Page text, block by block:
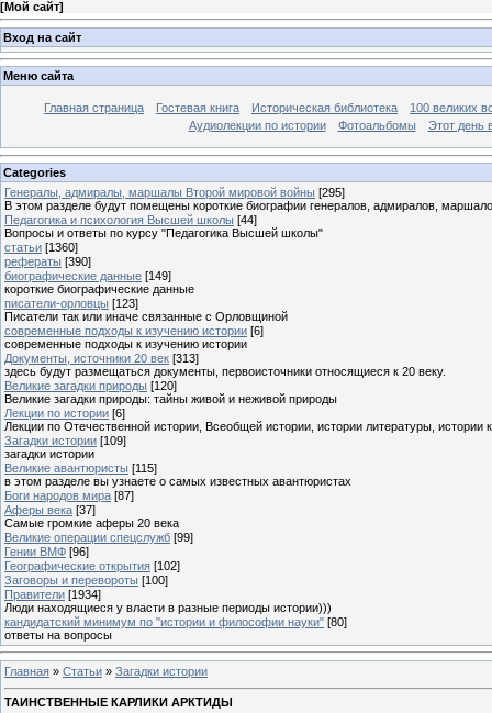
[Мой сайт]
Вход на сайт
Меню сайта
Главная страница Гостевая книга Историческая библиотека
100 великих
Аудиолекции по истории
Фотоальбомы Этот день
Categories
Генералы, адмиралы, маршалы Второй мировой войны [295]
В этом разделе будут помещены короткие биографии генералов, адмиралов,
Педагогика и психология Высшей школы [44]
Вопросы и ответы по курсу "Педагогика Высшей школы"
статьи [1360]
рефераты [390]
биографические данные [149]
короткие биографические данные
писатели-орловцы [123]
Писатели так или иначе связанные с Орловщиной
современные подходы к изучению истории [6]
современные подходы к изучению истории
Документы, источники 20 век [313]
здесь будут размещаться документы, первоисточники относящиеся к 20 веку.
Великие загадки природы [120]
Великие загадки природы: тайны живой и неживой природы
Лекции по истории [6]
Лекции по Отечественной истории, Всеобщей истории, истории литературы, истории
Загадки истории [109]
загадки истории
Великие авантюристы [115]
в этом разделе вы узнаете о самых известных авантюристах
Боги народов мира [87]
Аферы века [37]
Самые громкие аферы 20 века
Великие операции спецслужб [99]
Гении ВМФ [96]
Географические открытия [102]
Заговоры и перевороты [100]
Правители [1934]
Люди находящиеся у власти в разные периоды истории)))
кандидатский минимум по "истории и философии науки" [80]
ответы на вопросы
Главная » Статьи » Загадки истории
ТАИНСТВЕННЫЕ КАРЛИКИ АРКТИДЫ